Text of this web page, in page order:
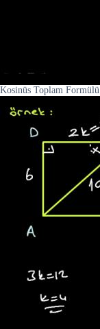
Kosinüs Toplam Formülü